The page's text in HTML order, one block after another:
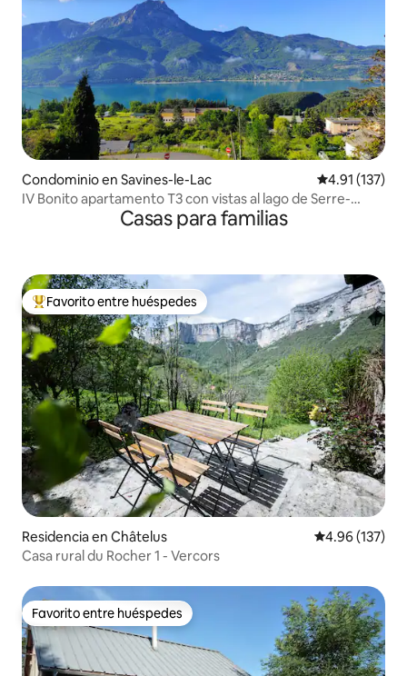
Condominio en Savines-le-Lac Calificación
4.91 (137)
IV Bonito apartamento T3 con vistas al lago de Serre-
Casas para familias
De los mejores en Favorito entre huéspedes
Favorito entre huéspedes
Residencia en Châtelus Calificación
4.96 (137)
Casa rural du Rocher 1 - Vercors
Favorito entre huéspedes
Favorito entre huéspedes